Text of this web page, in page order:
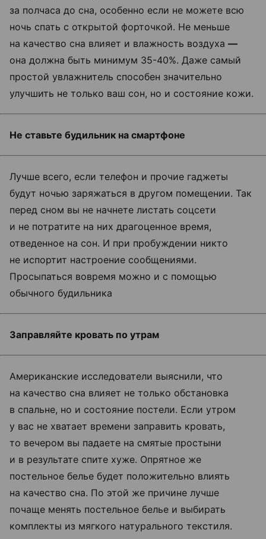
за полчаса до сна, особенно если не можете всю
ночь спать с открытой форточкой. Не меньше
на качество сна влияет и влажность воздуха —
она должна быть минимум 35-40%. Даже самый
простой увлажнитель способен значительно
улучшить не только ваш сон, но и состояние кожи.
Не ставьте будильник на смартфоне
Лучше всего, если телефон и прочие гаджеты
будут ночью заряжаться в другом помещении. Так
перед сном вы не начнете листать соцсети
и не потратите на них драгоценное время,
отведенное на сон. И при пробуждении никто
не испортит настроение сообщениями.
Просыпаться вовремя можно и с помощью
обычного будильника
Заправляйте кровать по утрам
Американские исследователи выяснили, что
на качество сна влияет не только обстановка
в спальне, но и состояние постели. Если утром
у вас не хватает времени заправить кровать,
то вечером вы падаете на смятые простыни
и в результате спите хуже. Опрятное же
постельное белье будет положительно влиять
на качество сна. По этой же причине лучше
почаще менять постельное белье и выбирать
комплекты из мягкого натурального текстиля.